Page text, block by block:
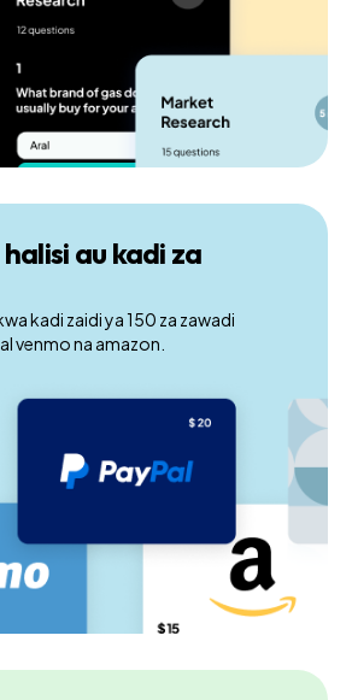
au kadi za
kadi zaidi ya 150 za zawadi
venmo na amazon.